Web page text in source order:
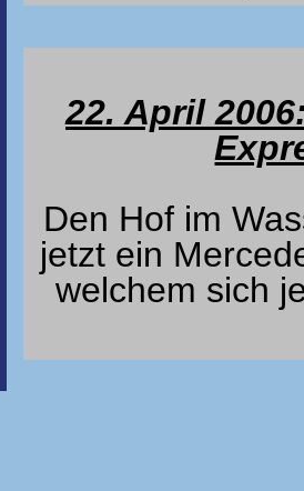
22. April
Den Hof im
jetzt ein
welchem sich